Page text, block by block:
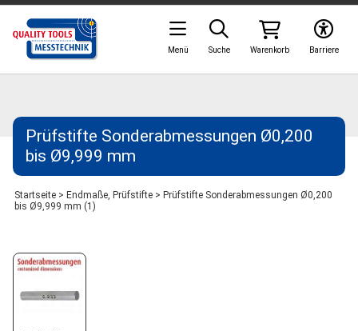
Prüfstifte Sonderabmessungen Ø0,200
bis Ø9,999 mm
Startseite > Endmaße, Prüfstifte > Prüfstifte Sonderabmessungen Ø0,200
bis Ø9,999 mm (1)
Barriere
Warenkorb
Suche
Menü